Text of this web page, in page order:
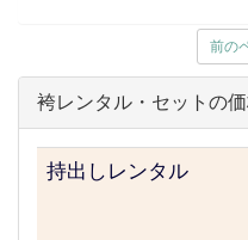
前の
袴レンタル・セットの
持出しレンタル